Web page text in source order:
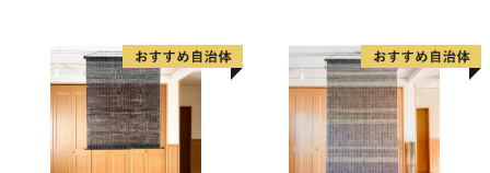
グッズ 愛知県 小牧市 お取り
寄せ 送料無料